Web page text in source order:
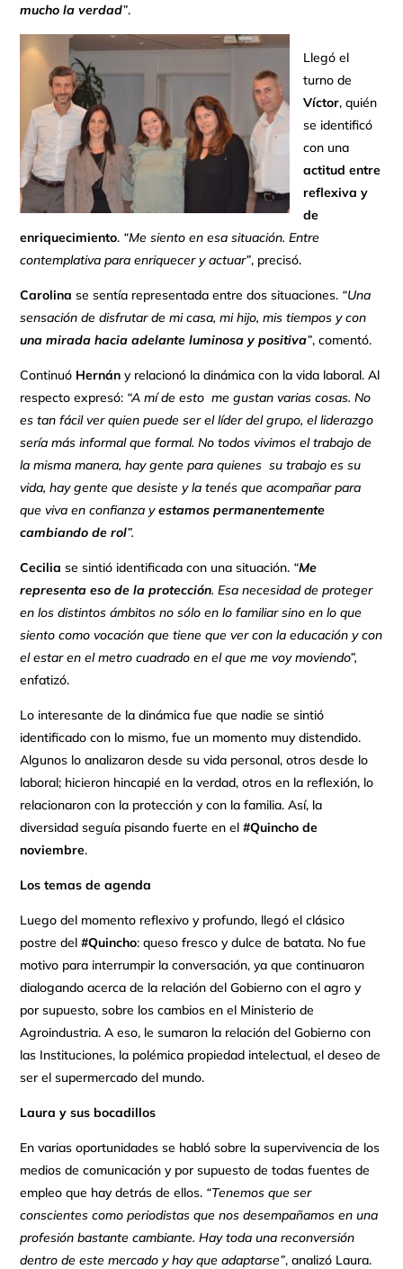
mucho la verdad”.
Llegó el
turno de
Víctor, quién
se identificó
con una
actitud entre
reflexiva y
de
enriquecimiento. “Me siento en esa situación. Entre
contemplativa para enriquecer y actuar”, precisó.
Carolina se sentía representada entre dos situaciones. “Una
sensación de disfrutar de mi casa, mi hijo, mis tiempos y con
una mirada hacia adelante luminosa y positiva”, comentó.
Continuó Hernán y relacionó la dinámica con la vida laboral. Al
respecto expresó: “A mí de esto me gustan varias cosas. No
es tan fácil ver quien puede ser el líder del grupo, el liderazgo
sería más informal que formal. No todos vivimos el trabajo de
la misma manera, hay gente para quienes su trabajo es su
vida, hay gente que desiste y la tenés que acompañar para
que viva en confianza yestamos permanentemente
cambiando de rol”.
Cecilia se sintió identificada con una situación. “Me
representa eso de la protección. Esa necesidad de proteger
en los distintos ámbitos no sólo en lo familiar sino en lo que
siento como vocación que tiene que ver con la educación y con
el estar en el metro cuadrado en el que me voy moviendo”,
enfatizó.
Lo interesante de la dinámica fue que nadie se sintió
identificado con lo mismo, fue un momento muy distendido.
Algunos lo analizaron desde su vida personal, otros desde lo
laboral; hicieron hincapié en la verdad, otros en la reflexión, lo
relacionaron con la protección y con la familia. Así, la
diversidad seguía pisando fuerte en el#Quincho de
noviembre.
Los temas de agenda
Luego del momento reflexivo y profundo, llegó el clásico
postre del#Quincho: queso fresco y dulce de batata. No fue
motivo para interrumpir la conversación, ya que continuaron
dialogando acerca de la relación del Gobierno con el agro y
por supuesto, sobre los cambios en el Ministerio de
Agroindustria. A eso, le sumaron la relación del Gobierno con
las Instituciones, la polémica propiedad intelectual, el deseo de
ser el supermercado del mundo.
Laura y sus bocadillos
En varias oportunidades se habló sobre la supervivencia de los
medios de comunicación y por supuesto de todas fuentes de
empleo que hay detrás de ellos. “Tenemos que ser
conscientes como periodistas que nos desempañamos en una
profesión bastante cambiante. Hay toda una reconversión
dentro de este mercado y hay que adaptarse”, analizó Laura.